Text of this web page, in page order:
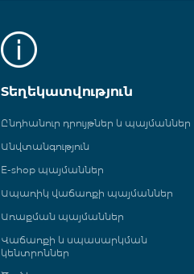
Տեղեկատվություն
Ընդհանուր դրույթներ և պայմաններ
Անվտանգություն
E-shop պայմաններ
Ապառիկ վաճառքի պայմաններ
Առաքման պայմաններ
Վաճառքի և սպասարկման
կենտրոններ